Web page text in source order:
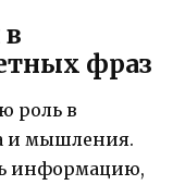
фраз
роль в
и мышления.
информацию,